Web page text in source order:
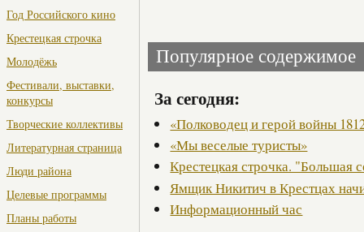
Год Российского кино
Крестецкая строчка
Молодёжь
Фестивали, выставки,
конкурсы
Творческие коллективы
Литературная страница
Люди района
Целевые программы
Планы работы
Популярное содержимое
За сегодня:
«Полководец и герой войны
«Мы веселые туристы»
Крестецкая строчка. "Большая
Ямщик Никитич в Крестцах
Информационный час